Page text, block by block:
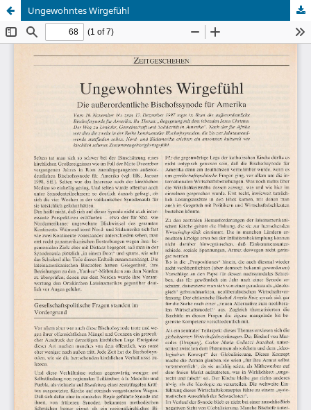
Ungewohntes Wirgefühl